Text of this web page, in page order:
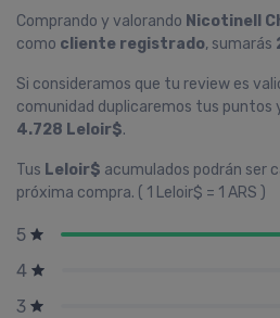
Comprando y valorando Nicotinell
como cliente registrado, sumarás
Si consideramos que tu review es
comunidad duplicaremos tus puntos
4.728 Leloir$.
Tus Leloir$ acumulados podrán ser
próxima compra. ( 1 Leloir$ = 1 ARS )
5
4
3